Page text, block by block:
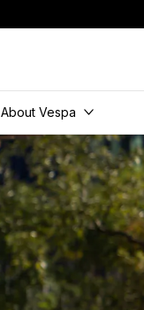
About Vespa